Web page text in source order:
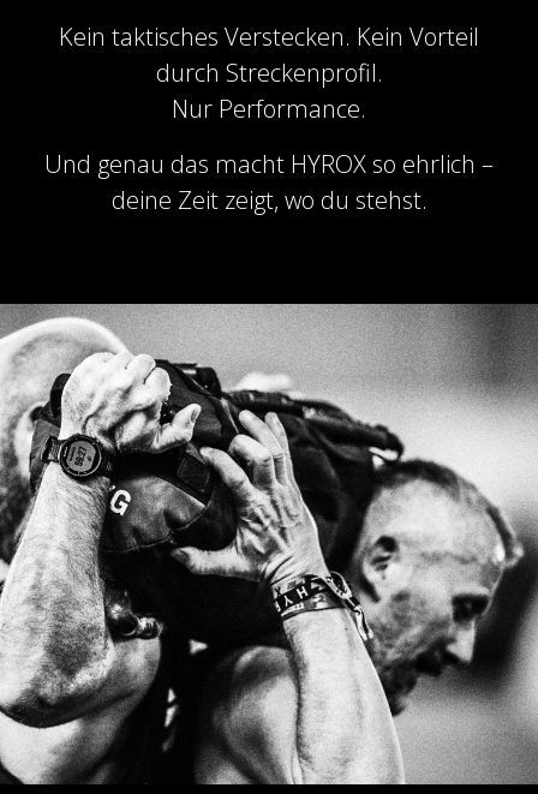
Kein taktisches Verstecken. Kein Vorteil
durch Streckenprofil.
Nur Performance.
Und genau das macht HYROX so ehrlich –
deine Zeit zeigt, wo du stehst.